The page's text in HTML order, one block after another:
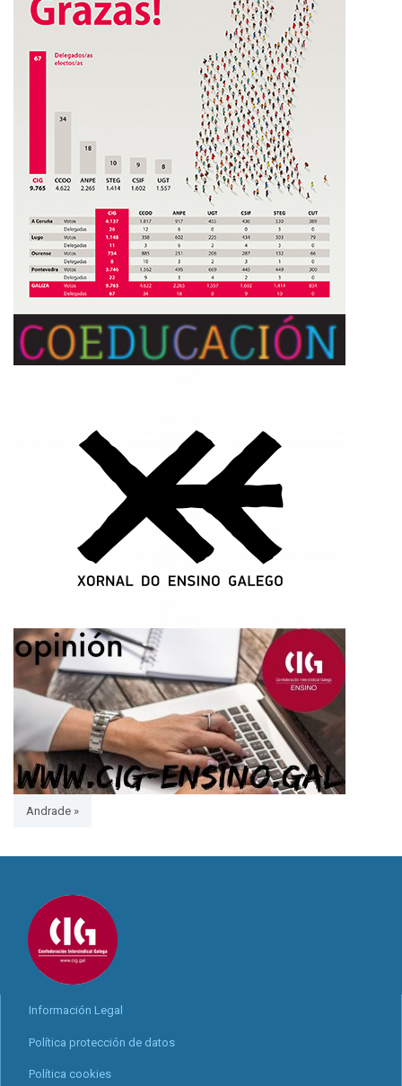
Andrade »
Información Legal
Política protección de datos
Política cookies